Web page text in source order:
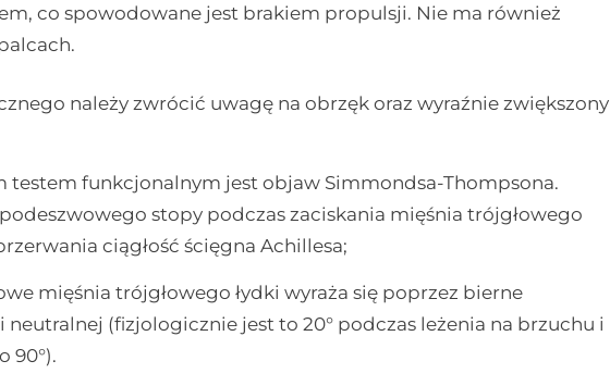
co spowodowane jest brakiem propulsji. Nie ma również
należy zwrócić uwagę na obrzęk oraz wyraźnie zwiększony
testem funkcjonalnym jest objaw Simmondsa-Thompsona.
stopy podczas zaciskania mięśnia trójgłowego
ciągłość ścięgna Achillesa;
mięśnia trójgłowego łydki wyraża się poprzez bierne
(fizjologicznie jest to 20° podczas leżenia na brzuchu i
90°).